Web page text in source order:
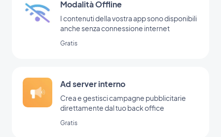
Modalità Offline
I contenuti della vostra app sono disponibili
anche senza connessione internet
Gratis
Ad server interno
Crea e gestisci campagne pubblicitarie
direttamente dal tuo back office
Gratis